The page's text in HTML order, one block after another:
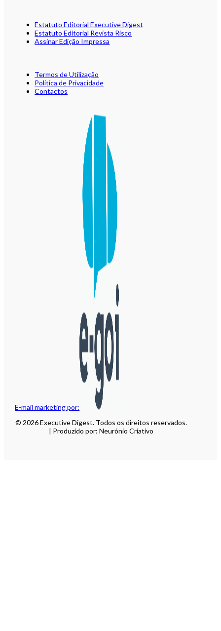
E-mail marketing por:
Estatuto Editorial Executive Digest
Estatuto Editorial Revista Risco
Assinar Edição Impressa
Termos de Utilização
Política de Privacidade
Contactos
© 2026 Executive Digest. Todos os direitos reservados.
| Produzido por: Neurónio Criativo